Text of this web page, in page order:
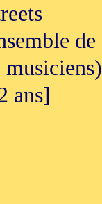
de
musiciens)
ans]